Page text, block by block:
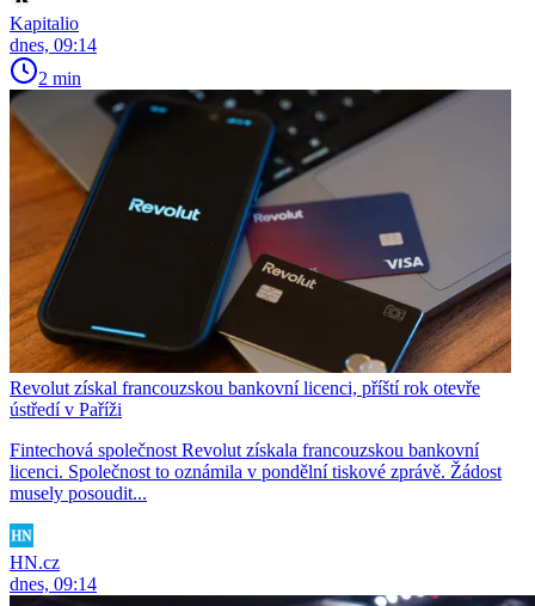
Kapitalio
dnes, 09:14
2 min
Revolut získal francouzskou bankovní licenci, příští rok otevře
ústředí v Paříži
Fintechová společnost Revolut získala francouzskou bankovní
licenci. Společnost to oznámila v pondělní tiskové zprávě. Žádost
musely posoudit...
HN.cz
dnes, 09:14